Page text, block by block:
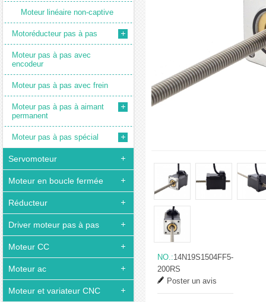
Moteur linéaire non-captive
Motoréducteur pas à pas
Moteur pas à pas avec
encodeur
Moteur pas à pas avec frein
Moteur pas à pas à aimant
permanent
Moteur pas à pas spécial
Servomoteur
Moteur en boucle fermée
Réducteur
Driver moteur pas à pas
Moteur CC
Moteur ac
Moteur et variateur CNC
NO.:14N19S1504FF5-
200RS
Poster un avis